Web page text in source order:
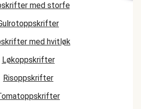
med storfe
med hvitløk
Løkoppskrifter
Risoppskrifter